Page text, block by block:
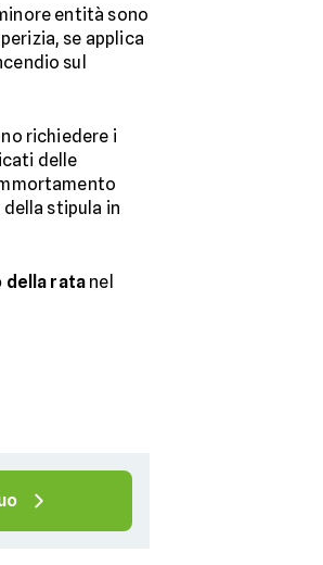
entità sono
se applica
sul
richiedere i
delle
stipula in
della rata nel